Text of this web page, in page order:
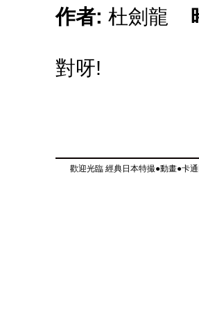
作者: 杜劍龍
對呀!
歡迎光臨 經典日本特撮●動畫●卡